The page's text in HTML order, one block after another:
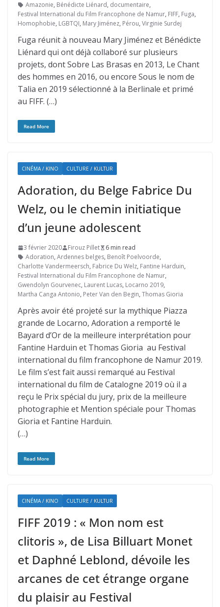
Amazonie, Bénédicte Liénard, documentaire,
Festival International du Film Francophone de Namur, FIFF, Fuga,
Homophobie, LGBTQI, Mary Jiménez, Pérou, Virginie Surdej
Fuga réunit à nouveau Mary Jiménez et Bénédicte
Liénard qui ont déjà collaboré sur plusieurs
projets, dont Sobre Las Brasas en 2013, Le Chant
des hommes en 2016, ou encore Sous le nom de
Talia en 2019 sélectionné à la Berlinale et primé
au FIFF. (…)
Read More
CINÉMA / KINO CULTURE / KULTUR
Adoration, du Belge Fabrice Du
Welz, ou le chemin initiatique
d’un jeune adolescent
3 février 2020 Firouz Pillet
6 min read
Adoration, Ardennes belges, Benoît Poelvoorde,
Charlotte Vandermeersch, Fabrice Du Welz, Fantine Harduin,
Festival International du Film Francophone de Namur,
Gwendolyn Gourvenec, Laurent Lucas, Locarno 2019,
Martha Canga Antonio, Peter Van den Begin, Thomas Gioria
Après avoir été projeté sur la mythique Piazza
grande de Locarno, Adoration a remporté le
Bayard d’Or de la meilleure interprétation pour
Fantine Harduin et Thomas Gioria au Festival
international du film francophone de Namur 2019.
Le film s’est fait aussi remarqué au Festival
international du film de Catalogne 2019 où il a
reçu le Prix spécial du jury, prix de la meilleure
photographie et Mention spéciale pour Thomas
Gioria et Fantine Harduin.
(…)
Read More
CINÉMA / KINO CULTURE / KULTUR
FIFF 2019 : « Mon nom est
clitoris », de Lisa Billuart Monet
et Daphné Leblond, dévoile les
arcanes de cet étrange organe
du plaisir au Festival